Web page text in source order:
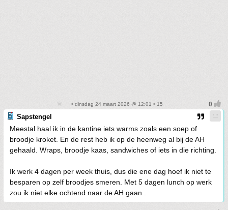
• dinsdag 24 maart 2026 @ 12:01 • 15
Sapstengel
Meestal haal ik in de kantine iets warms zoals een soep of
broodje kroket. En de rest heb ik op de heenweg al bij de AH
gehaald. Wraps, broodje kaas, sandwiches of iets in die richting.
Ik werk 4 dagen per week thuis, dus die ene dag hoef ik niet te
besparen op zelf broodjes smeren. Met 5 dagen lunch op werk
zou ik niet elke ochtend naar de AH gaan..